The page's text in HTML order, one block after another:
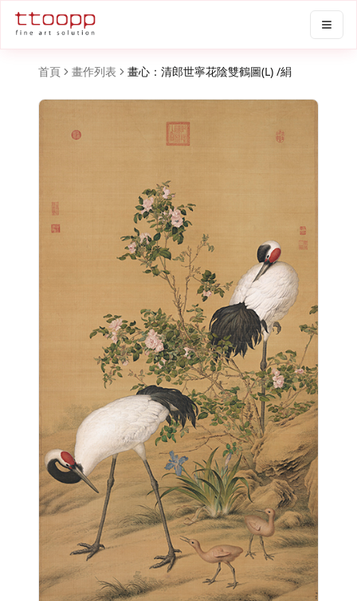
首頁 畫作列表 畫心：清郎世寧花陰雙鶴圖(L) /絹